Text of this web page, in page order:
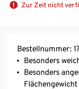
Zur Zeit nicht
Bestellnummer:
Besonders
Besonders